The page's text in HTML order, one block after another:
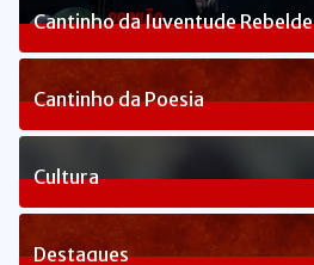
Cantinho da Juventude Rebelde
3Posts
Cantinho da Poesia
1Posts
Cultura
83Posts
Destaques